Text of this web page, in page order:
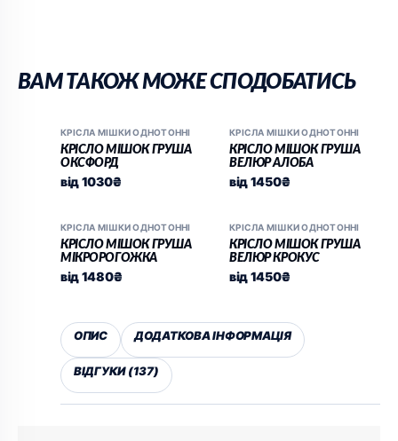
ВАМ ТАКОЖ МОЖЕ СПОДОБАТИСЬ
КРІСЛА МІШКИ ОДНОТОННІ
КРІСЛО МІШОК ГРУША
ОКСФОРД
від1030₴
КРІСЛА МІШКИ ОДНОТОННІ
КРІСЛО МІШОК ГРУША
ВЕЛЮР АЛОБА
від1450₴
КРІСЛА МІШКИ ОДНОТОННІ
КРІСЛО МІШОК ГРУША
МІКРОРОГОЖКА
від1480₴
КРІСЛА МІШКИ ОДНОТОННІ
КРІСЛО МІШОК ГРУША
ВЕЛЮР КРОКУС
від1450₴
ОПИС ДОДАТКОВА ІНФОРМАЦІЯ
ВІДГУКИ (137)